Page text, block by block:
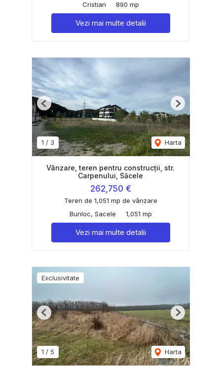
Cristian
890 mp
Vezi mai multe detalii
1 / 3 Harta
Previous Next
Vânzare, teren pentru construcții, str.
Carpenului, Săcele
262,750 €
Teren de 1,051 mp de vânzare
Bunloc, Sacele
1,051 mp
Vezi mai multe detalii
Exclusivitate
1 / 5 Harta
Previous Next